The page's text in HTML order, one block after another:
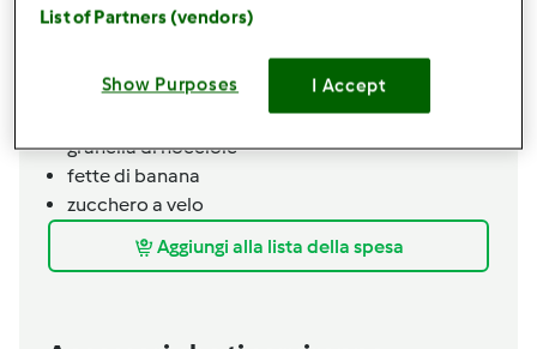
1cucchiainolievito per dolci
sciroppo d'acero
granella di nocciole
fette di banana
zucchero a velo
Aggiungi alla lista della spesa
List of Partners (vendors)
Show Purposes I Accept